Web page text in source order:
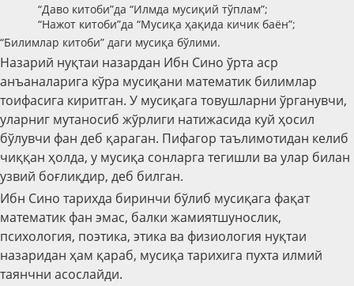
“Даво китоби”да “Илмда мусиқий тўплам”;
“Нажот китоби”да “Мусиқа ҳақида кичик баён”;
“Билимлар китоби” даги мусиқа бўлими.
Назарий нуқтаи назардан Ибн Сино ўрта аср
анъаналарига кўра мусиқани математик билимлар
тоифасига киритган. У мусиқага товушларни ўрганувчи,
уларниг мутаносиб жўрлиги натижасида куй ҳосил
бўлувчи фан деб қараган. Пифагор таълимотидан келиб
чиққан ҳолда, у мусиқа сонларга тегишли ва улар билан
узвий боғлиқдир, деб билган.
Ибн Сино тарихда биринчи бўлиб мусиқага фақат
математик фан эмас, балки жамиятшунослик,
психология, поэтика, этика ва физиология нуқтаи
назаридан ҳам қараб, мусиқа тарихига пухта илмий
таянчни асослайди.